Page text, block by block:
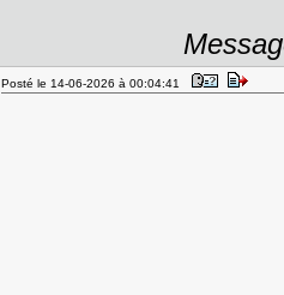
Posté le 14-06-2026 à 00:04:41